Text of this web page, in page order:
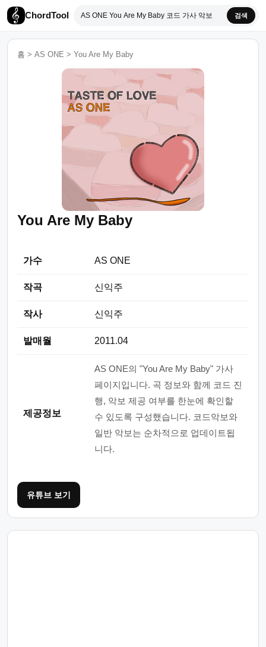
ChordTool 검색
홈 > AS ONE > You Are My Baby
You Are My Baby
가수 AS ONE
작곡 신익주
작사 신익주
발매월 2011.04
제공정보
AS ONE의 "You Are My Baby" 가사
페이지입니다. 곡 정보와 함께 코드 진
행, 악보 제공 여부를 한눈에 확인할
수 있도록 구성했습니다. 코드악보와
일반 악보는 순차적으로 업데이트됩
니다.
유튜브 보기